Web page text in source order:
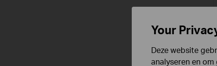
Your
Deze website
analyseren en